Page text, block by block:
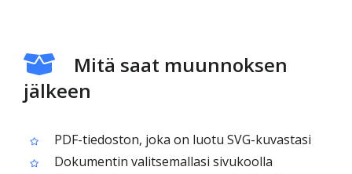
Mitä saat muunnoksen
jälkeen
PDF-tiedoston, joka on luotu SVG-kuvastasi
Dokumentin valitsemallasi sivukoolla